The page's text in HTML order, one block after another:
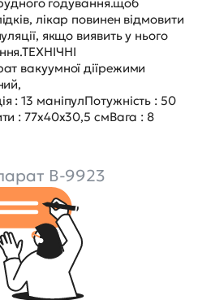
лікар повинен відмовити
якщо виявить у нього
вакуумної діїрежими
: 13 маніпулПотужність : 50
: 77х40х30,5 смВага : 8
B-9923